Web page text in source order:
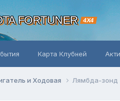
FORTUNER 4X4
Карта Клубней
и Ходовая Лямбда-зонд